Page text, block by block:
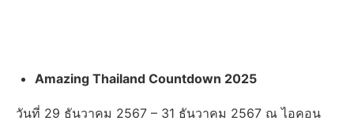
Amazing Thailand Countdown 2025
วันที่ 29 ธันวาคม 2567 – 31 ธันวาคม 2567 ณ ไอคอน